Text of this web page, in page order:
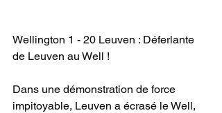
Wellington 1 - 20 Leuven : Déferlante
de Leuven au Well !
Dans une démonstration de force
impitoyable, Leuven a écrasé le Well,